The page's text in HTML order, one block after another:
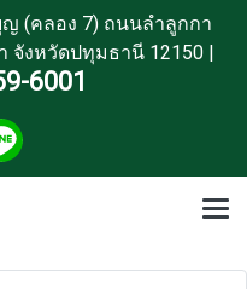
(คลอง 7) ถนนลำลูกกา
จังหวัดปทุมธานี 12150 |
6001